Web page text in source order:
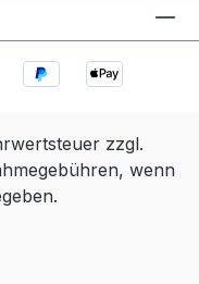
zzgl.
wenn